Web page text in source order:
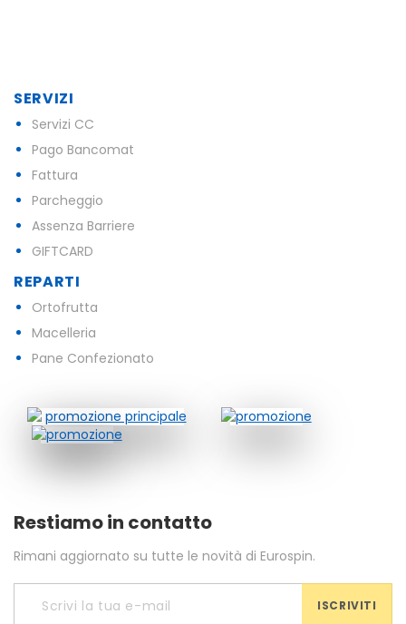
SERVIZI
Servizi CC
Pago Bancomat
Fattura
Parcheggio
Assenza Barriere
GIFTCARD
REPARTI
Ortofrutta
Macelleria
Pane Confezionato
Restiamo in contatto
Rimani aggiornato su tutte le novità di Eurospin.
ISCRIVITI